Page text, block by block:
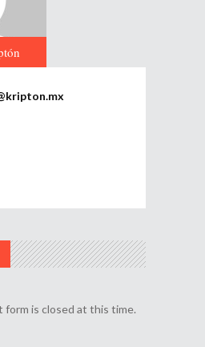
form is closed at this time.